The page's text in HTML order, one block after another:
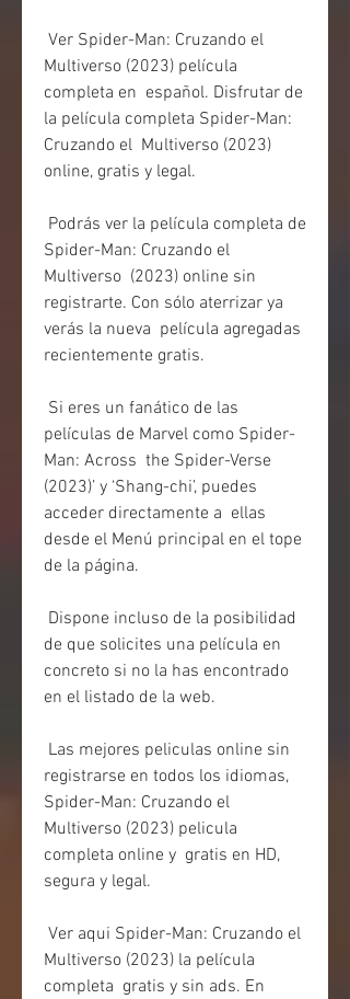
Multiverso (2023) película
completa en  español. Disfrutar de
la película completa Spider-Man:
Cruzando el  Multiverso (2023)
online, gratis y legal.
Spider-Man: Cruzando el
Multiverso  (2023) online sin
registrarte. Con sólo aterrizar ya
verás la nueva  película agregadas
recientemente gratis.
películas de Marvel como Spider-
Man: Across  the Spider-Verse
(2023)’ y ‘Shang-chi’, puedes
acceder directamente a  ellas
desde el Menú principal en el tope
de la página.
de que solicites una película en
concreto si no la has encontrado
en el listado de la web.
registrarse en todos los idiomas,
Spider-Man: Cruzando el
Multiverso (2023) pelicula
completa online y  gratis en HD,
segura y legal.
Multiverso (2023) la película
completa  gratis y sin ads. En